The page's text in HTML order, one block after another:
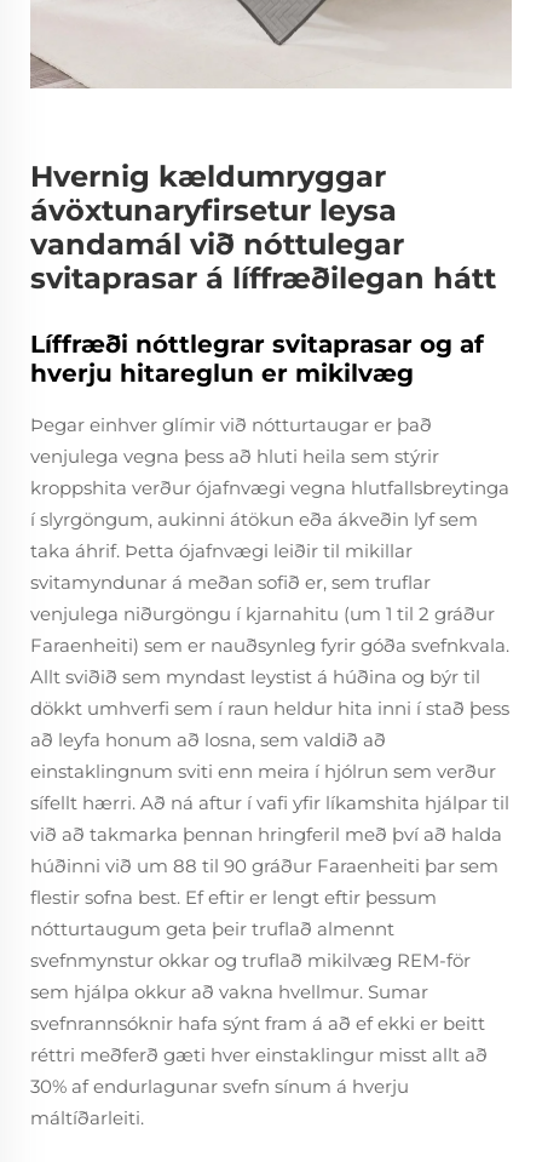
Hvernig kældumryggar
ávöxtunaryfirsetur leysa
vandamál við nóttulegar
svitaprasar á líffræðilegan hátt
Líffræði nóttlegrar svitaprasar og af
hverju hitareglun er mikilvæg
Þegar einhver glímir við nótturtaugar er það
venjulega vegna þess að hluti heila sem stýrir
kroppshita verður ójafnvægi vegna hlutfallsbreytinga
í slyrgöngum, aukinni átökun eða ákveðin lyf sem
taka áhrif. Þetta ójafnvægi leiðir til mikillar
svitamyndunar á meðan sofið er, sem truflar
venjulega niðurgöngu í kjarnahitu (um 1 til 2 gráður
Faraenheiti) sem er nauðsynleg fyrir góða svefnkvala.
Allt sviðið sem myndast leystist á húðina og býr til
dökkt umhverfi sem í raun heldur hita inni í stað þess
að leyfa honum að losna, sem valdið að
einstaklingnum sviti enn meira í hjólrun sem verður
sífellt hærri. Að ná aftur í vafi yfir líkamshita hjálpar til
við að takmarka þennan hringferil með því að halda
húðinni við um 88 til 90 gráður Faraenheiti þar sem
flestir sofna best. Ef eftir er lengt eftir þessum
nótturtaugum geta þeir truflað almennt
svefnmynstur okkar og truflað mikilvæg REM-för
sem hjálpa okkur að vakna hvellmur. Sumar
svefnrannsóknir hafa sýnt fram á að ef ekki er beitt
réttri meðferð gæti hver einstaklingur misst allt að
30% af endurlagunar svefn sínum á hverju
máltíðarleiti.